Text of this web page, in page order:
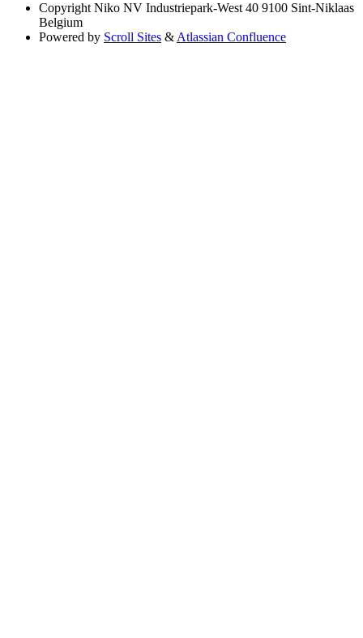
Copyright Niko NV Industriepark-West 40 9100 Sint-Niklaas
Belgium
Powered by Scroll Sites & Atlassian Confluence